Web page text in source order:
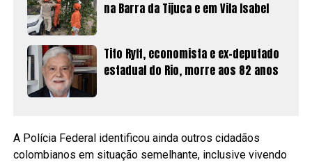
na Barra da Tijuca e em Vila Isabel
Tito Ryff, economista e ex-deputado
estadual do Rio, morre aos 82 anos
A Polícia Federal identificou ainda outros cidadãos
colombianos em situação semelhante, inclusive vivendo